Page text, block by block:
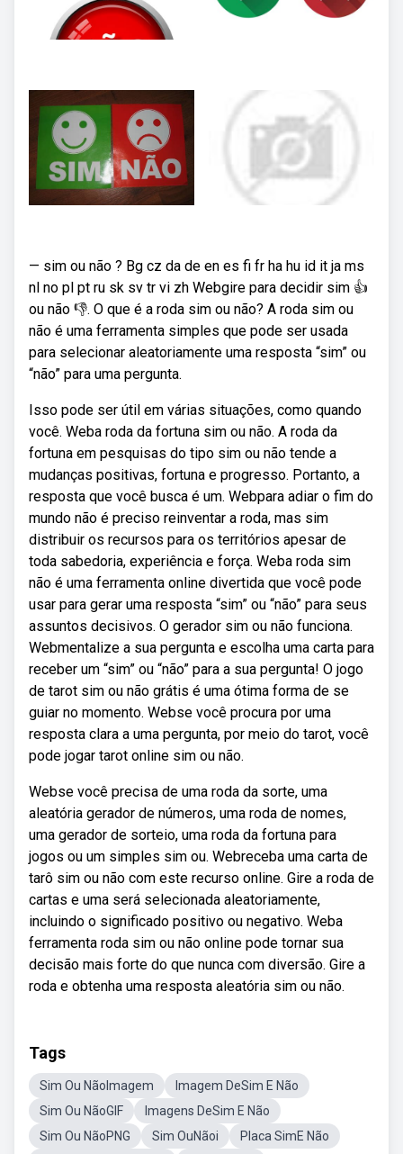
— sim ou não ? Bg cz da de en es fi fr ha hu id it ja ms
nl no pl pt ru sk sv tr vi zh Webgire para decidir sim 👍
ou não 👎. O que é a roda sim ou não? A roda sim ou
não é uma ferramenta simples que pode ser usada
para selecionar aleatoriamente uma resposta “sim” ou
“não” para uma pergunta.
Isso pode ser útil em várias situações, como quando
você. Weba roda da fortuna sim ou não. A roda da
fortuna em pesquisas do tipo sim ou não tende a
mudanças positivas, fortuna e progresso. Portanto, a
resposta que você busca é um. Webpara adiar o fim do
mundo não é preciso reinventar a roda, mas sim
distribuir os recursos para os territórios apesar de
toda sabedoria, experiência e força. Weba roda sim
não é uma ferramenta online divertida que você pode
usar para gerar uma resposta “sim” ou “não” para seus
assuntos decisivos. O gerador sim ou não funciona.
Webmentalize a sua pergunta e escolha uma carta para
receber um “sim” ou “não” para a sua pergunta! O jogo
de tarot sim ou não grátis é uma ótima forma de se
guiar no momento. Webse você procura por uma
resposta clara a uma pergunta, por meio do tarot, você
pode jogar tarot online sim ou não.
Webse você precisa de uma roda da sorte, uma
aleatória gerador de números, uma roda de nomes,
uma gerador de sorteio, uma roda da fortuna para
jogos ou um simples sim ou. Webreceba uma carta de
tarô sim ou não com este recurso online. Gire a roda de
cartas e uma será selecionada aleatoriamente,
incluindo o significado positivo ou negativo. Weba
ferramenta roda sim ou não online pode tornar sua
decisão mais forte do que nunca com diversão. Gire a
roda e obtenha uma resposta aleatória sim ou não.
Tags
Sim Ou NãoImagem
Imagem DeSim E Não
Sim Ou NãoGIF
Imagens DeSim E Não
Sim Ou NãoPNG
Sim OuNãoi Placa SimE Não